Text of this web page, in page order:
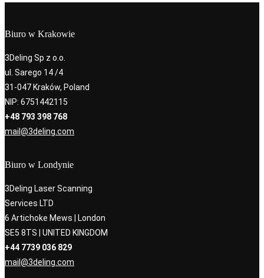
Biuro w Krakowie
3Deling Sp z o.o.
ul. Sarego 14 /4
31-047 Kraków, Poland
NIP: 6751442115
+48 793 398 768
mail@3deling.com
Biuro w Londynie
3Deling Laser Scanning
Services LTD
6 Artichoke Mews | London
SE5 8TS | UNITED KINGDOM
+44 7739 036 829
mail@3deling.com